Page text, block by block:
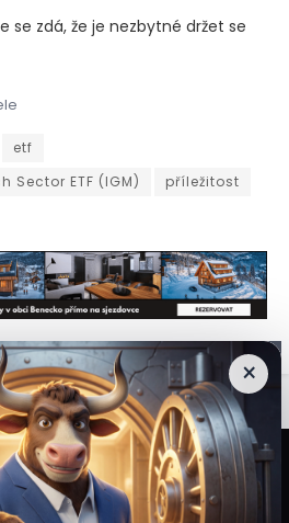
se zdá, že je nezbytné držet se
a po výrazném propadu v
etf
Sector ETF (IGM)
příležitost
×
zveřejněné na internetových stránkách
dostupných a důvěryhodných zdrojů. Při